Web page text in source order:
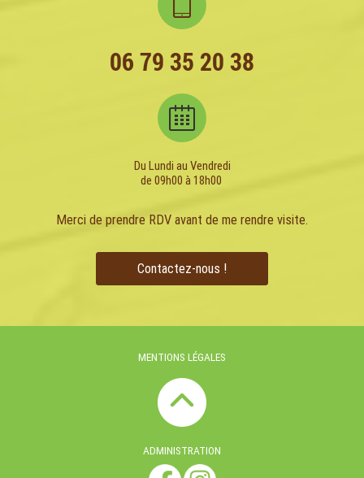
06 79 35 20 38
Du Lundi au Vendredi
de 09h00 à 18h00
Merci de prendre RDV avant de me rendre visite.
Contactez-nous !
MENTIONS LÉGALES
ADMINISTRATION